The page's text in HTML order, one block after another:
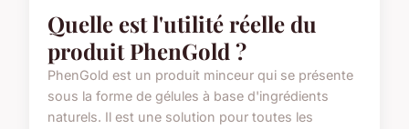
Quelle est l'utilité réelle du
produit PhenGold ?
PhenGold est un produit minceur qui se présente
sous la forme de gélules à base d'ingrédients
naturels. Il est une solution pour toutes les